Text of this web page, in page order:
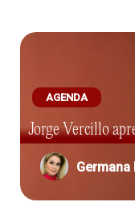
AGENDA
Jorge Vercillo
Germana